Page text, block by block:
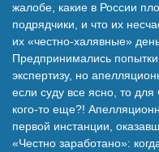
жалобе, какие в России
подрядчики, и что их
их «честно-халявные»
Предпринимались попытки
экспертизу, но
если суду все ясно, то
кого-то еще?!
первой инстанции,
«Честно заработано»: